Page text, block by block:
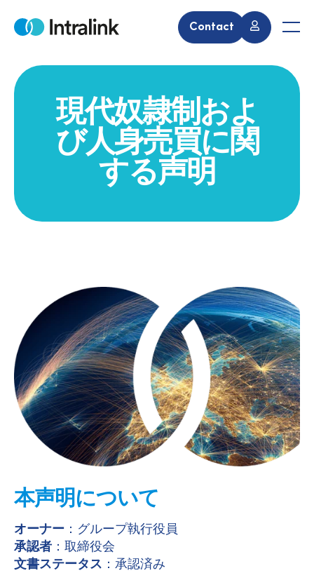
H
Contact
M
現代奴隷制およ
び人身売買に関
する声明
本声明について
オーナー ：グループ執行役員
承認者 ：取締役会
文書ステータス ：承認済み